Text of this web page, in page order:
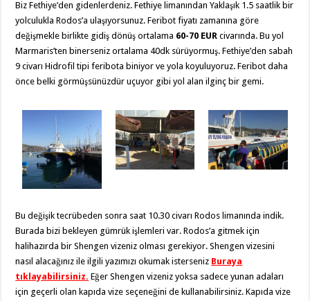
Biz Fethiye’den gidenlerdeniz. Fethiye limanından Yaklaşık 1.5 saatlik bir
yolculukla Rodos’a ulaşıyorsunuz. Feribot fiyatı zamanına göre
değişmekle birlikte gidiş dönüş ortalama 60-70 EUR civarında. Bu yol
Marmaris’ten binerseniz ortalama 40dk sürüyormuş. Fethiye’den sabah
9 civarı Hidrofil tipi feribota biniyor ve yola koyuluyoruz. Feribot daha
önce belki görmüşsünüzdür uçuyor gibi yol alan ilginç bir gemi.
Bu değişik tecrübeden sonra saat 10.30 civarı Rodos limanında indik.
Burada bizi bekleyen gümrük işlemleri var. Rodos’a gitmek için
halihazırda bir Shengen vizeniz olması gerekiyor. Shengen vizesini
nasıl alacağınız ile ilgili yazımızı okumak isterseniz Buraya
tıklayabilirsiniz. Eğer Shengen vizeniz yoksa sadece yunan adaları
için geçerli olan kapıda vize seçeneğini de kullanabilirsiniz. Kapıda vize